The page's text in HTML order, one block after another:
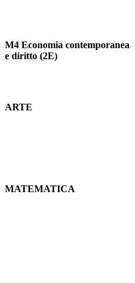
M4 Economia contemporanea
e diritto (2E)
ARTE
MATEMATICA